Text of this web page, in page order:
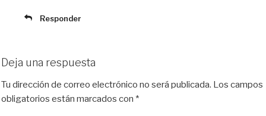
Responder
Deja una respuesta
Tu dirección de correo electrónico no será publicada. Los campos
obligatorios están marcados con *